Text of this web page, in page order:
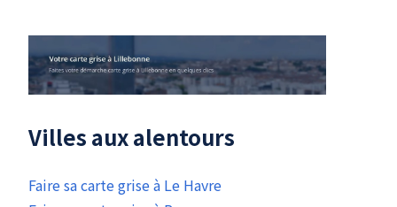
Villes aux alentours
Faire sa carte grise à Le Havre